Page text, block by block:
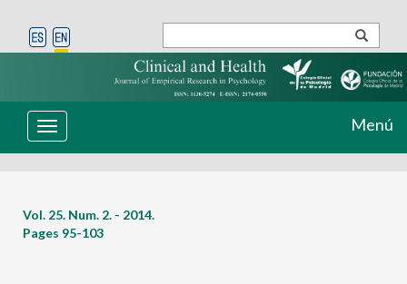
Toggle
navigation
Menú
Vol. 25. Num. 2. - 2014.
Pages 95-103